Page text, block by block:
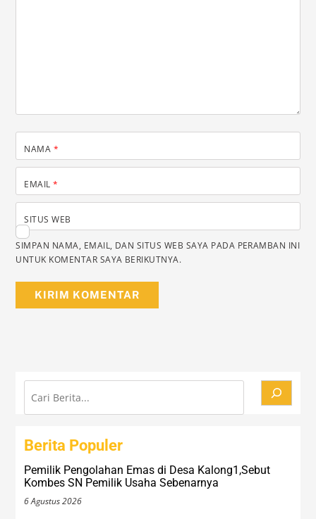
NAMA *
EMAIL*
SITUS WEB
SIMPAN NAMA, EMAIL, DAN SITUS WEB SAYA PADA PERAMBAN INI
UNTUK KOMENTAR SAYA BERIKUTNYA.
Cari
Berita Populer
Pemilik Pengolahan Emas di Desa Kalong1,Sebut
Kombes SN Pemilik Usaha Sebenarnya
6 Agustus 2026